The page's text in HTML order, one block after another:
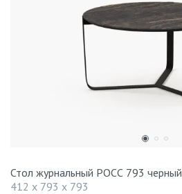
Стол журнальный РОСС 793 черный
412 x 793 x 793